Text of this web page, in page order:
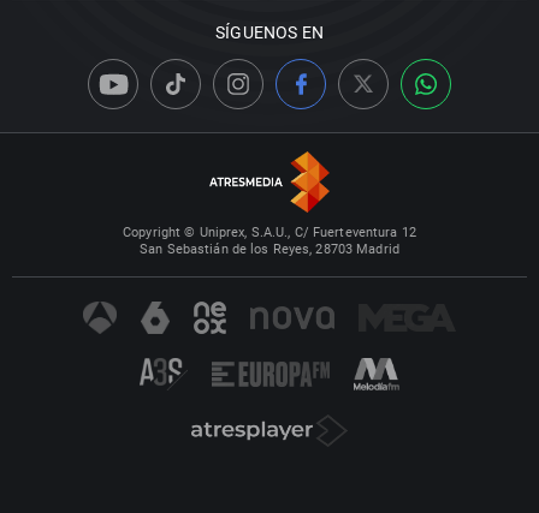
SÍGUENOS EN
Copyright © Uniprex, S.A.U., C/ Fuerteventura 12
San Sebastián de los Reyes, 28703 Madrid